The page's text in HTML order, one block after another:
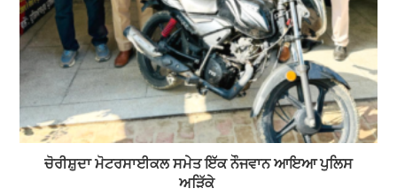
ਚੋਰੀਸ਼ੁਦਾ ਮੋਟਰਸਾਈਕਲ ਸਮੇਤ ਇੱਕ ਨੌਜਵਾਨ ਆਇਆ ਪੁਲਿਸ
ਅੜਿੱਕੇ